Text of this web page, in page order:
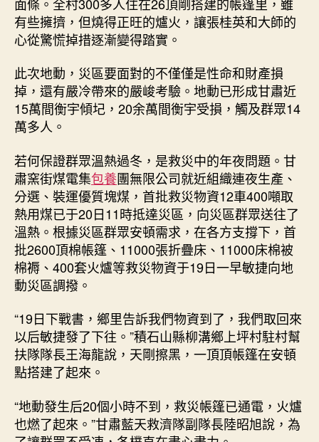
有些擁擠，但燒得正旺的爐火，讓張桂英和大師的
心從驚慌掉措逐漸變得踏實。
此次地動，災區要面對的不僅僅是性命和財產損
掉，還有嚴冷帶來的嚴峻考驗。地動已形成甘肅近
15萬間衡宇傾圮，20余萬間衡宇受損，觸及群眾14
萬多人。
若何保證群眾溫熱過冬，是救災中的年夜問題。甘
肅窯街煤電集包養團無限公司就近組織連夜生產、
分選、裝運優質塊煤，首批救災物資12車400噸取
熱用煤已于20日11時抵達災區，向災區群眾送往了
溫熱。根據災區群眾安頓需求，在各方支撐下，首
批2600頂棉帳篷、11000張折疊床、11000床棉被
棉褥、400套火爐等救災物資于19日一早敏捷向地
動災區調撥。
“19日下戰書，鄉里告訴我們物資到了，我們取回來
以后敏捷發了下往。”積石山縣柳溝鄉上坪村駐村幫
扶隊隊長王海龍說，天剛擦黑，一頂頂帳篷在安頓
點搭建了起來。
“地動發生后20個小時不到，救災帳篷已通電，火爐
也燃了起來。”甘肅藍天救濟隊副隊長陸昭旭說，為